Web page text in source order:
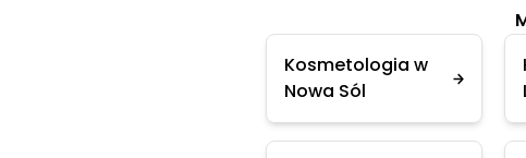
Kosmetologia w
Nowa Sól